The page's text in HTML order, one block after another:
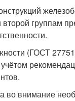
группам
(ГОСТ
во внимание